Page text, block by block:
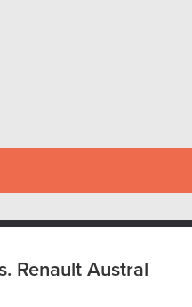
Renault Austral